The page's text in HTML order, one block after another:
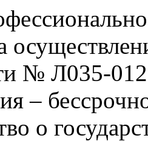
№ Л035-
–
о